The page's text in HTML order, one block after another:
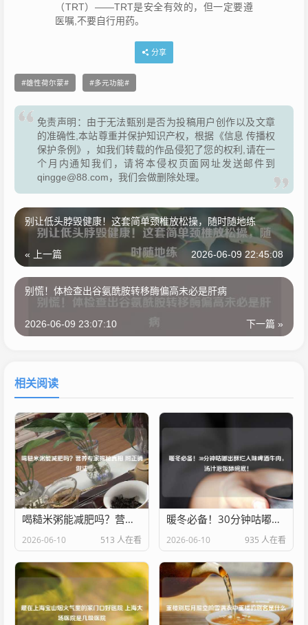
（TRT）——TRT是安全有效的，但一定要遵
医嘱,不要自行用药。
分享
雄性荷尔蒙 多元功能
免责声明：由于无法甄别是否为投稿用户创作以及文章
的准确性,本站尊重并保护知识产权，根据《信息 传播权
保护条例》，如我们转载的作品侵犯了您的权利,请在一
个月内通知我们，请将本侵权页面网址发送邮件到
qingge@88.com，我们会做删除处理。
别让低头脖毁健康！这套简单颈椎放松操，随时随地练
« 上一篇 2026-06-09 22:45:08
别慌！体检查出谷氨酰胺转移酶偏高未必是肝病
下一篇 »
2026-06-09 23:07:10
相关阅读
喝糙米粥能减肥吗？营养专家揭秘真相 附正确做法
2026-06-10 513 人在看
暖冬必备！30分钟咕嘟出酥烂入味啤酒牛肉，汤汁泡饭舔碗底！
2026-06-10 935 人在看